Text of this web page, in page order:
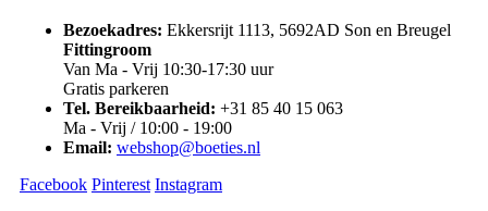
Bezoekadres: Ekkersrijt 1113, 5692AD Son en Breugel
Fittingroom
Van Ma - Vrij 10:30-17:30 uur
Gratis parkeren
Tel. Bereikbaarheid: +31 85 40 15 063
Ma - Vrij / 10:00 - 19:00
Email: webshop@boeties.nl
Facebook Pinterest Instagram